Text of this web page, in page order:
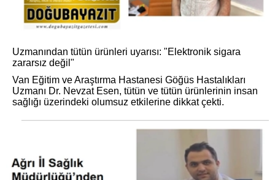
Uzmanından tütün ürünleri uyarısı: "Elektronik sigara
zararsız değil"
Van Eğitim ve Araştırma Hastanesi Göğüs Hastalıkları
Uzmanı Dr. Nevzat Esen, tütün ve tütün ürünlerinin insan
sağlığı üzerindeki olumsuz etkilerine dikkat çekti.